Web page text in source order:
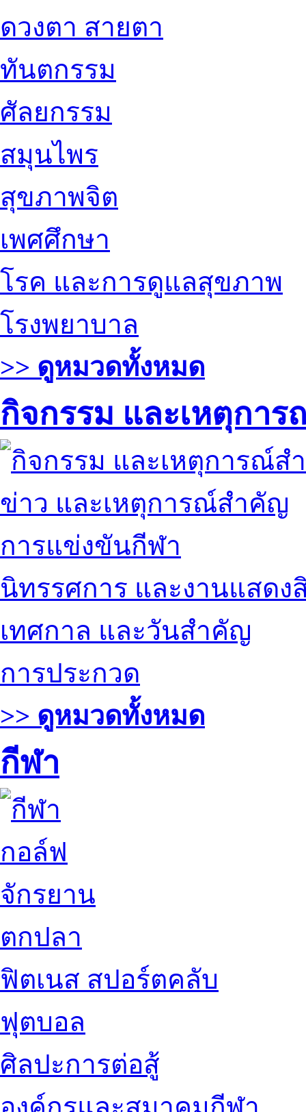
ดวงตา สายตา
ทันตกรรม
ศัลยกรรม
สมุนไพร
สุขภาพจิต
เพศศึกษา
โรค และการดูแลสุขภาพ
โรงพยาบาล
>> ดูหมวดทั้งหมด
กิจกรรม และเหตุกา
ข่าว และเหตุการณ์สำคัญ
การแข่งขันกีฬา
นิทรรศการ และงานแสดง
เทศกาล และวันสำคัญ
การประกวด
>> ดูหมวดทั้งหมด
กีฬา
กอล์ฟ
จักรยาน
ตกปลา
ฟิตเนส สปอร์ตคลับ
ฟุตบอล
ศิลปะการต่อสู้